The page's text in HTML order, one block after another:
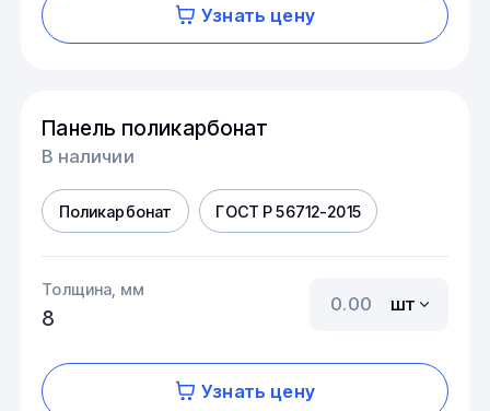
Узнать цену
Панель поликарбонат
В наличии
Поликарбонат ГОСТ Р 56712-2015
Толщина, мм
8
шт
Узнать цену